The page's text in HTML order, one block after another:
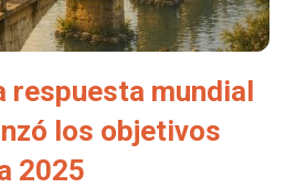
respuesta mundial
los objetivos
2025